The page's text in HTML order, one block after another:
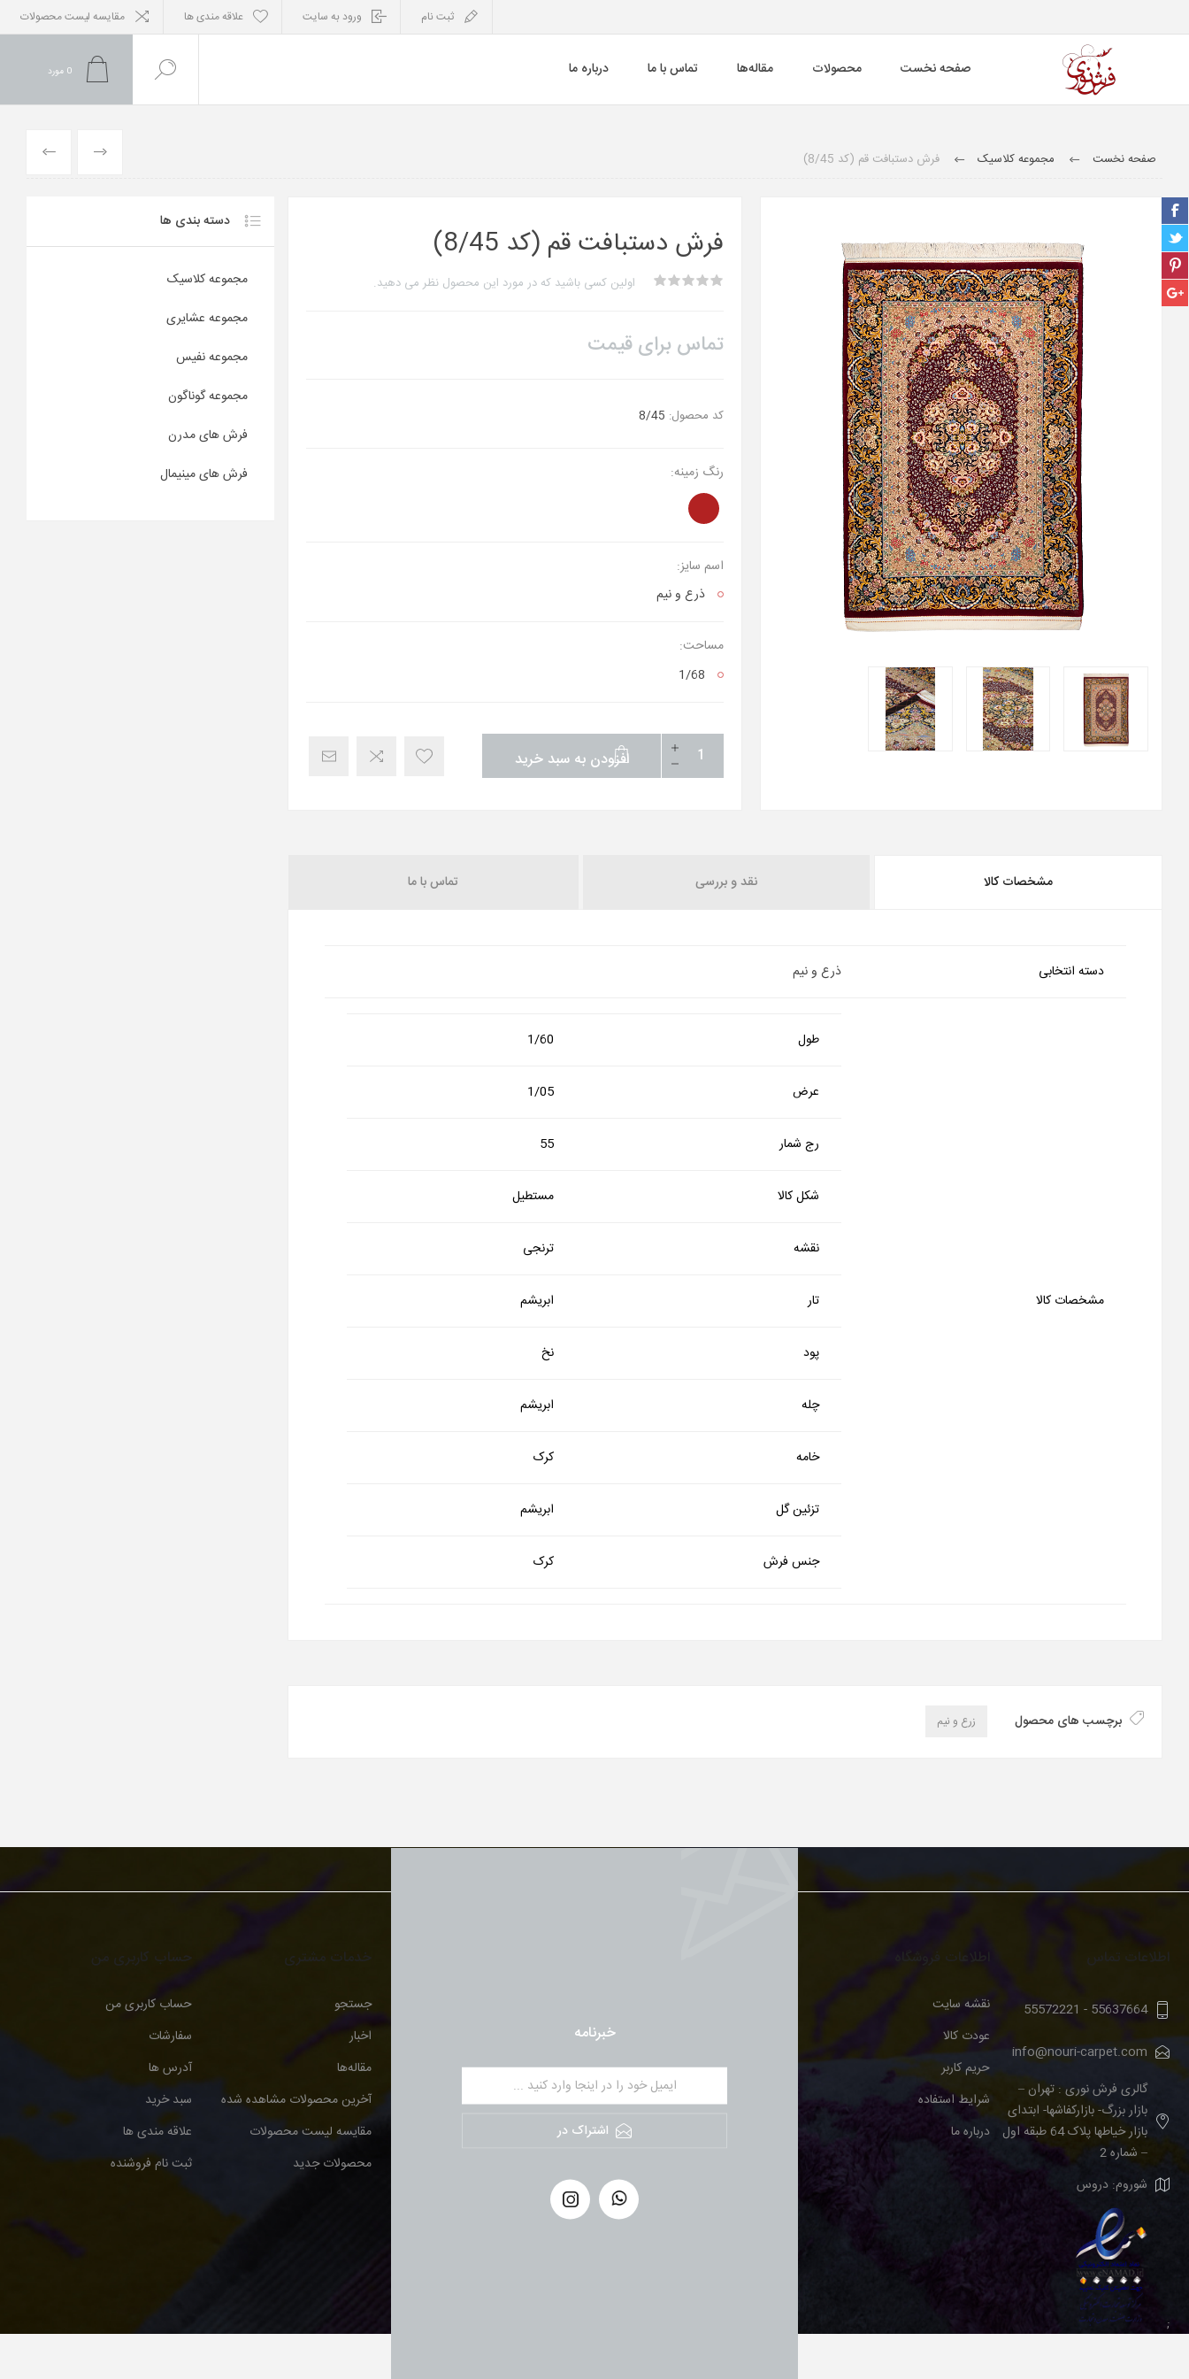
ثبت نام ورود به سایت علاقه مندی ها مقایسه لیست محصولات
صفحه نخست محصولات مقاله‌ها تماس با ما درباره ما 0 مورد
صفحه نخست مجموعه کلاسیک فرش دستبافت قم (کد 8/45)
فرش دستبافت قم (کد 8/45)
اولین کسی باشید که در مورد این محصول نظر می دهید.
تماس برای قیمت
کد محصول: 8/45
رنگ زمینه:
اسم سایز:
ذرع‌ و نیم
مساحت:
1/68
افزودن به سبد خرید
مشخصات کالا نقد و بررسی تماس با ما
دسته انتخابی ذرع و نیم
مشخصات کالا
طول 1/60
عرض 1/05
رج شمار 55
شکل کالا مستطیل
نقشه ترنجی
تار ابریشم
پود نخ
چله ابریشم
خامه کرک
تزئین گل ابریشم
جنس فرش کرک
برچسب های محصول زرع و نیم
دسته بندی ها
مجموعه کلاسیک
مجموعه عشایری
مجموعه نفیس
مجموعه گوناگون
فرش های مدرن
فرش های مینیمال
خبرنامه
اشتراک در
اطلاعات تماس
55637664
-
55572221
info@nouri-carpet.com
گالری فرش نوری : تهران –
بازار بزرگ- بازارکفاشها- ابتدای
بازار خیاطها پلاک 64 طبقه اول
– شماره 2
شوروم: دروس
;
اطلاعات فروشگاه
نقشه سایت
عودت کالا
حریم کاربر
شرایط استفاده
درباره ما
خدمات مشتری
جستجو
اخبار
مقاله‌ها
آخرین محصولات مشاهده شده
مقایسه لیست محصولات
محصولات جدید
حساب کاربری من
حساب کاربری من
سفارشات
آدرس ها
سبد خرید
علاقه مندی ها
ثبت نام فروشنده